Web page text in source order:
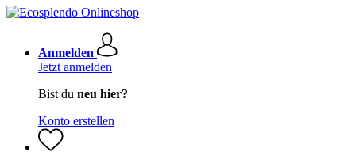
Anmelden
Jetzt anmelden
Bist du neu hier?
Konto erstellen